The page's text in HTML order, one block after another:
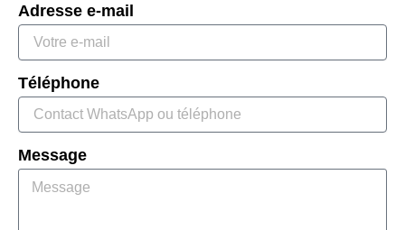
Adresse e-mail
Téléphone
Message